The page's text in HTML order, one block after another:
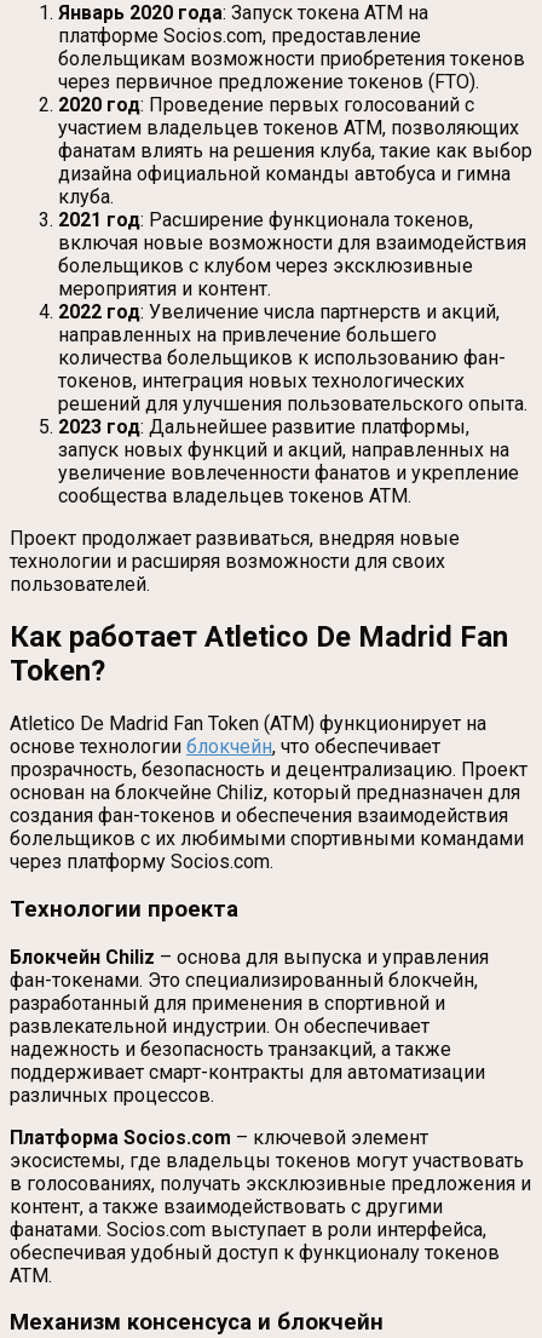
Январь 2020 года: Запуск токена ATM на
платформе Socios.com, предоставление
болельщикам возможности приобретения токенов
через первичное предложение токенов (FTO).
2020 год: Проведение первых голосований с
участием владельцев токенов ATM, позволяющих
фанатам влиять на решения клуба, такие как выбор
дизайна официальной команды автобуса и гимна
клуба.
2021 год: Расширение функционала токенов,
включая новые возможности для взаимодействия
болельщиков с клубом через эксклюзивные
мероприятия и контент.
2022 год: Увеличение числа партнерств и акций,
направленных на привлечение большего
количества болельщиков к использованию фан-
токенов, интеграция новых технологических
решений для улучшения пользовательского опыта.
2023 год: Дальнейшее развитие платформы,
запуск новых функций и акций, направленных на
увеличение вовлеченности фанатов и укрепление
сообщества владельцев токенов ATM.
Проект продолжает развиваться, внедряя новые
технологии и расширяя возможности для своих
пользователей.
Как работает Atletico De Madrid Fan
Token?
Atletico De Madrid Fan Token (ATM) функционирует на
основе технологии блокчейн, что обеспечивает
прозрачность, безопасность и децентрализацию. Проект
основан на блокчейне Chiliz, который предназначен для
создания фан-токенов и обеспечения взаимодействия
болельщиков с их любимыми спортивными командами
через платформу Socios.com.
Технологии проекта
Блокчейн Chiliz – основа для выпуска и управления
фан-токенами. Это специализированный блокчейн,
разработанный для применения в спортивной и
развлекательной индустрии. Он обеспечивает
надежность и безопасность транзакций, а также
поддерживает смарт-контракты для автоматизации
различных процессов.
Платформа Socios.com – ключевой элемент
экосистемы, где владельцы токенов могут участвовать
в голосованиях, получать эксклюзивные предложения и
контент, а также взаимодействовать с другими
фанатами. Socios.com выступает в роли интерфейса,
обеспечивая удобный доступ к функционалу токенов
ATM.
Механизм консенсуса и блокчейн